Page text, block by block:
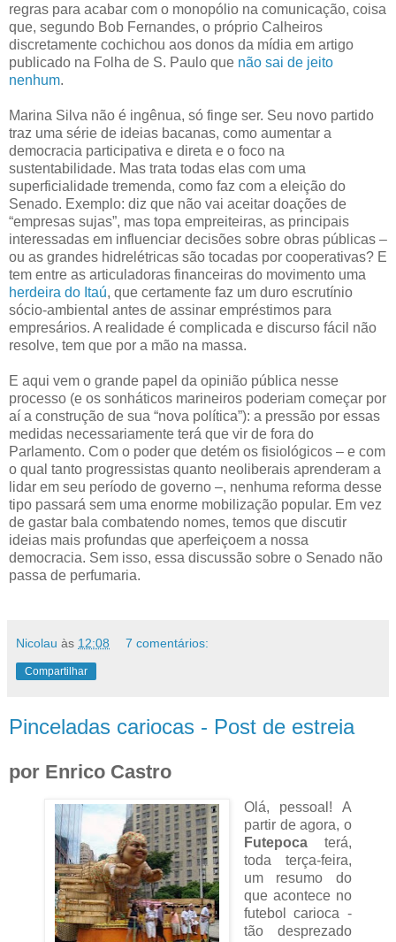
regras para acabar com o monopólio na comunicação, coisa
que, segundo Bob Fernandes, o próprio Calheiros
discretamente cochichou aos donos da mídia em artigo
publicado na Folha de S. Paulo que não sai de jeito
nenhum.
Marina Silva não é ingênua, só finge ser. Seu novo partido
traz uma série de ideias bacanas, como aumentar a
democracia participativa e direta e o foco na
sustentabilidade. Mas trata todas elas com uma
superficialidade tremenda, como faz com a eleição do
Senado. Exemplo: diz que não vai aceitar doações de
“empresas sujas”, mas topa empreiteiras, as principais
interessadas em influenciar decisões sobre obras públicas –
ou as grandes hidrelétricas são tocadas por cooperativas? E
tem entre as articuladoras financeiras do movimento uma
herdeira do Itaú, que certamente faz um duro escrutínio
sócio-ambiental antes de assinar empréstimos para
empresários. A realidade é complicada e discurso fácil não
resolve, tem que por a mão na massa.
E aqui vem o grande papel da opinião pública nesse
processo (e os sonháticos marineiros poderiam começar por
aí a construção de sua “nova política”): a pressão por essas
medidas necessariamente terá que vir de fora do
Parlamento. Com o poder que detém os fisiológicos – e com
o qual tanto progressistas quanto neoliberais aprenderam a
lidar em seu período de governo –, nenhuma reforma desse
tipo passará sem uma enorme mobilização popular. Em vez
de gastar bala combatendo nomes, temos que discutir
ideias mais profundas que aperfeiçoem a nossa
democracia. Sem isso, essa discussão sobre o Senado não
passa de perfumaria.
Nicolau às 12:08 7 comentários:
Compartilhar
Pinceladas cariocas - Post de estreia
por Enrico Castro
Olá, pessoal! A
partir de agora, o
Futepocaterá,
toda terça-feira,
um resumo do
que acontece no
futebol carioca -
tão desprezado